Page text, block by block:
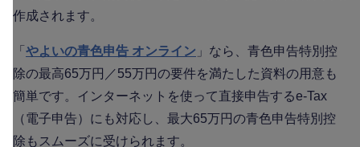
作成されます。
「 やよいの青色申告 オンライン 」なら、青色申告特別控
除の最高65万円／55万円の要件を満たした資料の用意も
簡単です。インターネットを使って直接申告するe-Tax
（電子申告）にも対応し、最大65万円の青色申告特別控
除もスムーズに受けられます。